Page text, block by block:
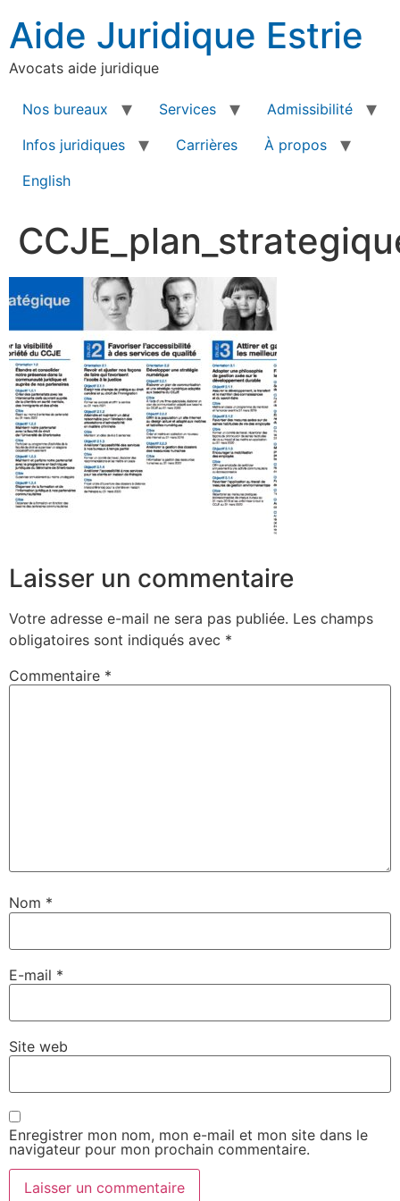
Aide Juridique Estrie
Avocats aide juridique
Nos bureaux Services
Admissibilité
Infos juridiques
Carrières
À propos
English
Laisser un commentaire
Votre adresse e-mail ne sera pas publiée. Les champs
obligatoires sont indiqués avec *
Commentaire *
Nom *
E-mail *
Site web
Enregistrer mon nom, mon e-mail et mon site dans le
navigateur pour mon prochain commentaire.